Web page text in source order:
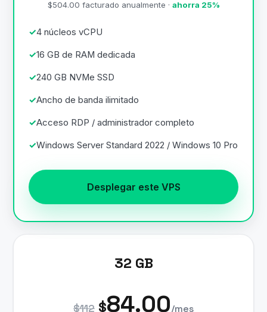
$504.00 facturado anualmente · ahorra 25%
4 núcleos vCPU
16 GB de RAM dedicada
240 GB NVMe SSD
Ancho de banda ilimitado
Acceso RDP / administrador completo
Windows Server Standard 2022 / Windows 10 Pro
Desplegar este VPS
32 GB
$112 $84.00/mes